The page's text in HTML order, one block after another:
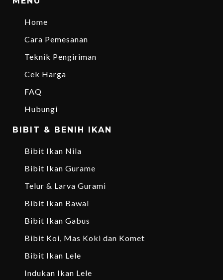
Home
Cara Pemesanan
Teknik Pengiriman
Cek Harga
FAQ
Hubungi
BIBIT & BENIH IKAN
Bibit Ikan Nila
Bibit Ikan Gurame
Telur & Larva Gurami
Bibit Ikan Bawal
Bibit Ikan Gabus
Bibit Koi, Mas Koki dan Komet
Bibit Ikan Lele
Indukan Ikan Lele